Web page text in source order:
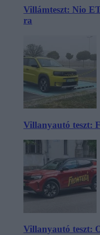
Villámteszt: Nio
ra
Villanyautó teszt:
Villanyautó teszt: